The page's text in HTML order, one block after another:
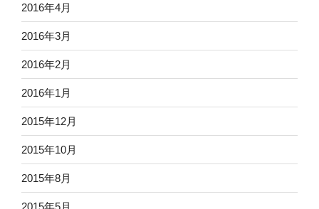
2016年4月
2016年3月
2016年2月
2016年1月
2015年12月
2015年10月
2015年8月
2015年5月